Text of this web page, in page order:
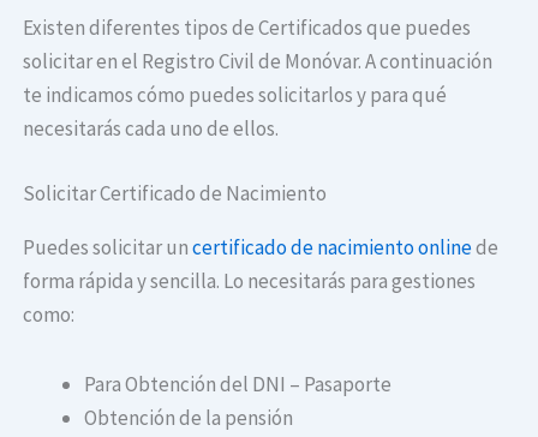
Existen diferentes tipos de Certificados que puedes
solicitar en el Registro Civil de Monóvar. A continuación
te indicamos cómo puedes solicitarlos y para qué
necesitarás cada uno de ellos.
Solicitar Certificado de Nacimiento
Puedes solicitar uncertificado de nacimiento onlinede
forma rápida y sencilla. Lo necesitarás para gestiones
como:
Para Obtención del DNI – Pasaporte
Obtención de la pensión